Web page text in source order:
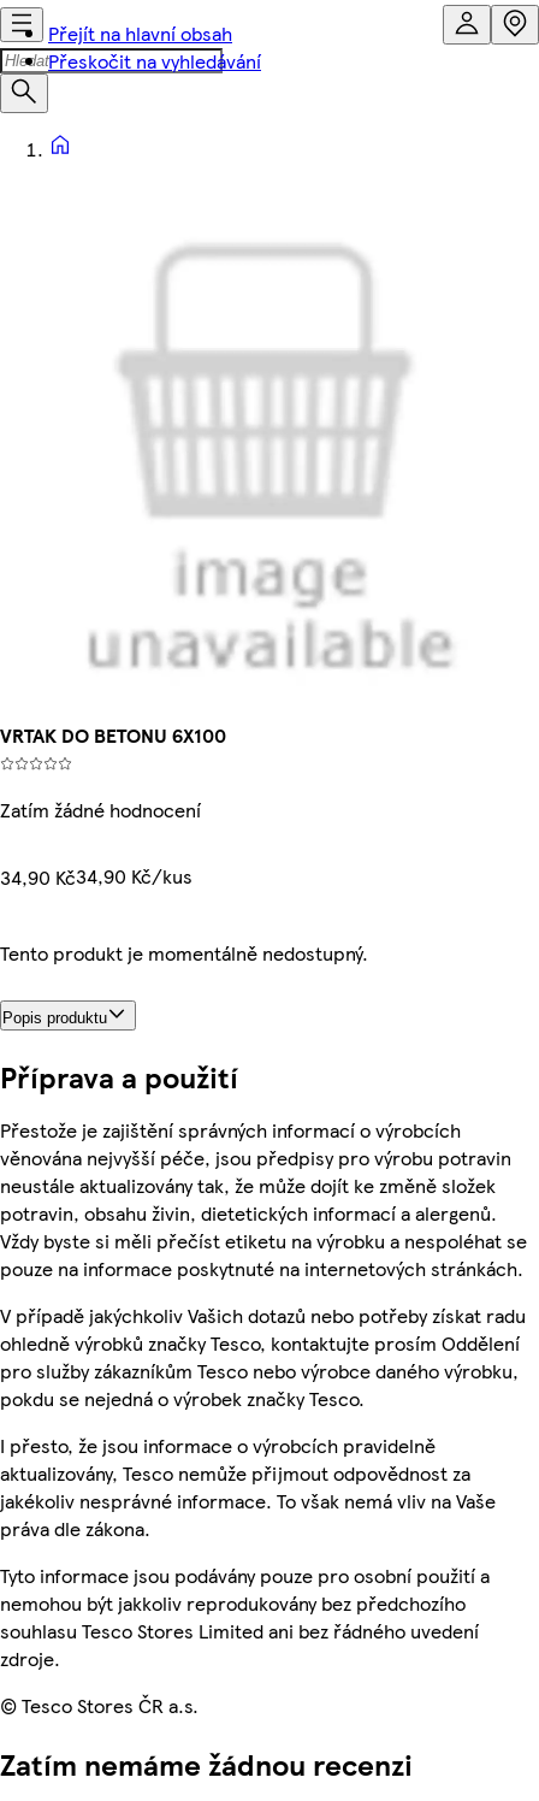
Přejít na hlavní obsah
Přeskočit na vyhledávání
VRTAK DO BETONU 6X100
Zatím žádné hodnocení
34,90 Kč34,90 Kč/kus
Tento produkt je momentálně nedostupný.
Popis produktu
Příprava a použití
Přestože je zajištění správných informací o výrobcích
věnována nejvyšší péče, jsou předpisy pro výrobu potravin
neustále aktualizovány tak, že může dojít ke změně složek
potravin, obsahu živin, dietetických informací a alergenů.
Vždy byste si měli přečíst etiketu na výrobku a nespoléhat se
pouze na informace poskytnuté na internetových stránkách.
V případě jakýchkoliv Vašich dotazů nebo potřeby získat radu
ohledně výrobků značky Tesco, kontaktujte prosím Oddělení
pro služby zákazníkům Tesco nebo výrobce daného výrobku,
pokdu se nejedná o výrobek značky Tesco.
I přesto, že jsou informace o výrobcích pravidelně
aktualizovány, Tesco nemůže přijmout odpovědnost za
jakékoliv nesprávné informace. To však nemá vliv na Vaše
práva dle zákona.
Tyto informace jsou podávány pouze pro osobní použití a
nemohou být jakkoliv reprodukovány bez předchozího
souhlasu Tesco Stores Limited ani bez řádného uvedení
zdroje.
© Tesco Stores ČR a.s.
Zatím nemáme žádnou recenzi